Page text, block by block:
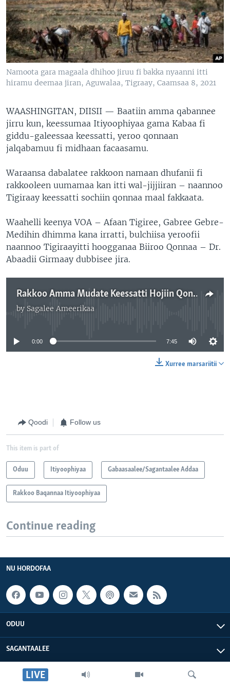
LIVE
Namoota gara magaala dhihoo jiruu fi bakka nyaanni itti
hiramu deemaa jiran, Aguwalaa, Tigraay, Caamsaa 8, 2021
WAASHINGITAN, DIISII — Baatiin amma qabannee
jirru kun, keessumaa Itiyoophiyaa gama Kabaa fi
giddu-galeessaa keessatti, yeroo qonnaan
jalqabamuu fi midhaan facaasamu.
Waraansa dabalatee rakkoon namaan dhufanii fi
rakkooleen uumamaa kan itti wal-jijjiiran – naannoo
Tigiraay keessatti sochiin qonnaa maal fakkaata.
Waahelli keenya VOA – Afaan Tigiree, Gabree Gebre-
Medihin dhimma kana irratti, bulchiisa yeroofii
naannoo Tigiraayitti hoogganaa Biiroo Qonnaa – Dr.
Abaadii Girmaay dubbisee jira.
Rakkoo Amma Mudate Keessatti Hojiin Qonnaa Tigiraay Maal Keessa Jira?
by Sagalee Ameerikaa
No media source currently available
0:00 7:45
Xurree marsariitii
Qoodi Follow us
This item is part of
Oduu Itiyoophiyaa Gabaasaalee/Sagantaalee Addaa
Rakkoo Baqannaa Itiyoophiyaa
Continue reading
NU HORDOFAA
ODUU
SAGANTAALEE
WAA’EE KEENYA